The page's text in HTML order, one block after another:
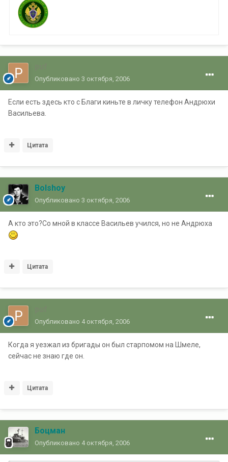
Опубликовано 3 октября, 2006
Если есть здесь кто с Благи киньте в личку телефон Андрюхи
Васильева.
Цитата
Bolshoy
Опубликовано 3 октября, 2006
А кто это?Со мной в классе Васильев учился, но не Андрюха
Цитата
Опубликовано 4 октября, 2006
Когда я уезжал из бригады он был старпомом на Шмеле,
сейчас не знаю где он.
Цитата
Боцман
Опубликовано 4 октября, 2006